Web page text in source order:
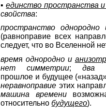
▪единство пространства
свойства:
пространство
(равноправие всех
следует, что во Вселенной
времяоднородно и
нет симметрии;два
прошлое и будущее
неравноправие этих
машина времени
относительнобудущего).